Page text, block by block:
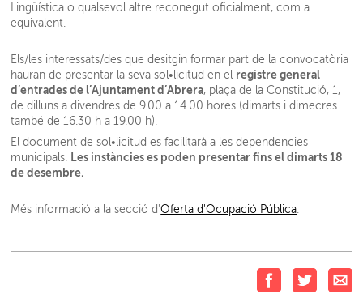
Lingüística o qualsevol altre reconegut oficialment, com a
equivalent.
Els/les interessats/des que desitgin formar part de la convocatòria
hauran de presentar la seva sol•licitud en el registre general
d’entrades de l’Ajuntament d’Abrera, plaça de la Constitució, 1,
de dilluns a divendres de 9.00 a 14.00 hores (dimarts i dimecres
també de 16.30 h a 19.00 h).
El document de sol•licitud es facilitarà a les dependencies
municipals. Les instàncies es poden presentar fins el dimarts 18
de desembre.
Més informació a la secció d'Oferta d'Ocupació Pública.